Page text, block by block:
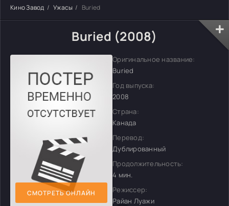
Кино Завод Ужасы Buried
Buried (2008)
СМОТРЕТЬ ОНЛАЙН
Оригинальное название:
Buried
Год выпуска:
2008
Страна:
Канада
Перевод:
Дублированный
Продолжительность:
4 мин.
Режиссер:
Райан Луажи